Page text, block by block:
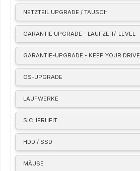
NETZTEIL UPGRADE / TAUSCH
GARANTIE UPGRADE - LAUFZEIT/-LEVEL
GARANTIE-UPGRADE - KEEP YOUR DRIVE
OS-UPGRADE
LAUFWERKE
SICHERHEIT
HDD / SSD
MÄUSE